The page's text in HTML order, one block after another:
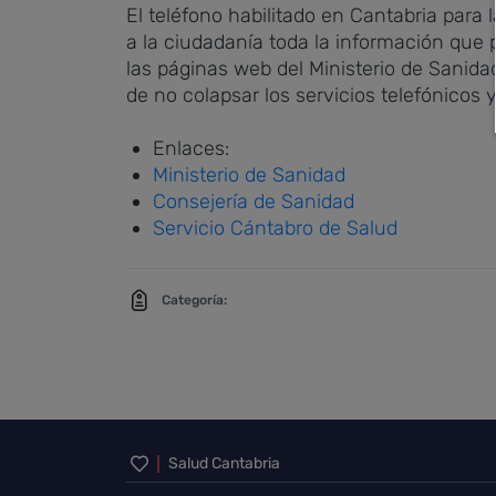
El teléfono habilitado en Cantabria para
a la ciudadanía toda la información
las páginas web del Ministerio de
de no colapsar los servicios telefónicos
Enlaces:
Ministerio de Sanidad
Consejería de Sanidad
Servicio Cántabro de Salud
Categoría:
Inicio del pie de página
Salud Cantabria